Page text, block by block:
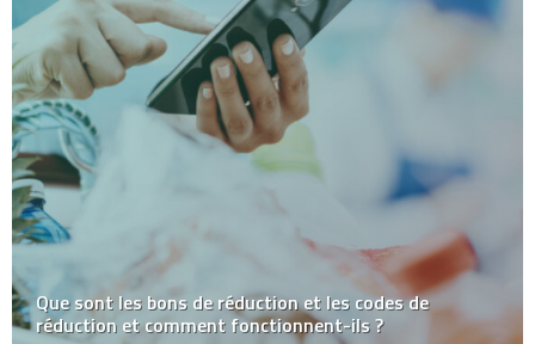
Que sont les bons de réduction et les codes de
réduction et comment fonctionnent-ils ?